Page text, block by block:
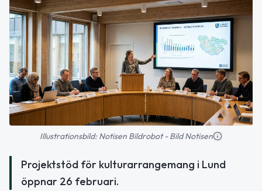
Illustrationsbild: Notisen Bildrobot - Bild Notisen
Projektstöd för kulturarrangemang i Lund
öppnar 26 februari.